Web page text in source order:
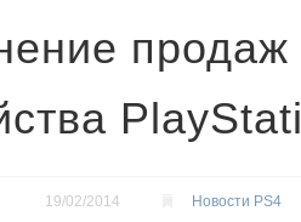
продаж
19/02/2014 Новости PS4